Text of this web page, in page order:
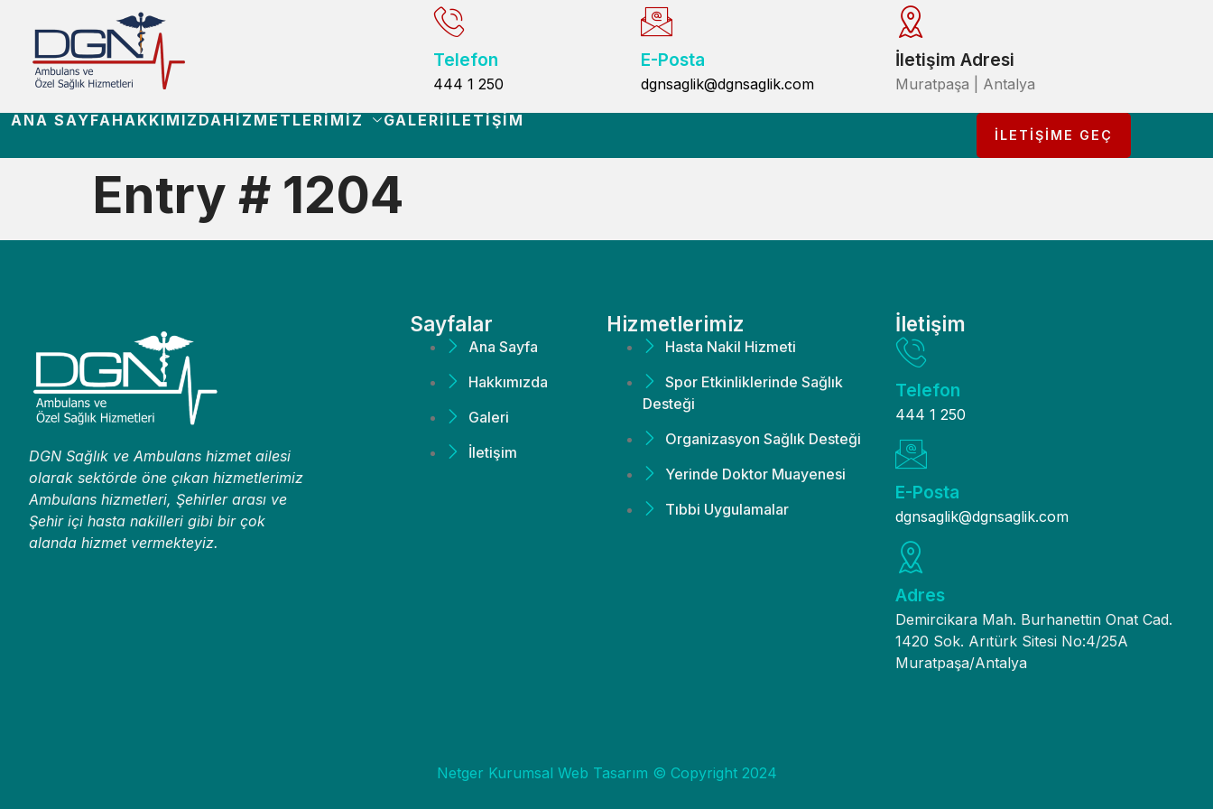
Telefon
444 1 250
E-Posta
dgnsaglik@dgnsaglik.com
İletişim Adresi
Muratpaşa | Antalya
ANA SAYFAHAKKIMIZDAHIZMETLERIMIZ GALERI İLETIŞIM
İLETİŞİME GEÇ
Entry # 1204
DGN Sağlık ve Ambulans hizmet ailesi
olarak sektörde öne çıkan hizmetlerimiz
Ambulans hizmetleri, Şehirler arası ve
Şehir içi hasta nakilleri gibi bir çok
alanda hizmet vermekteyiz.
Sayfalar
Ana Sayfa
Hakkımızda
Galeri
İletişim
Hizmetlerimiz
Hasta Nakil Hizmeti
Spor Etkinliklerinde Sağlık
Desteği
Organizasyon Sağlık Desteği
Yerinde Doktor Muayenesi
Tıbbi Uygulamalar
İletişim
Telefon
444 1 250
E-Posta
dgnsaglik@dgnsaglik.com
Adres
Demircikara Mah. Burhanettin Onat Cad.
1420 Sok. Arıtürk Sitesi No:4/25A
Muratpaşa/Antalya
Netger Kurumsal Web Tasarım © Copyright 2024